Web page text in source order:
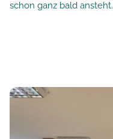
schon ganz bald ansteht.